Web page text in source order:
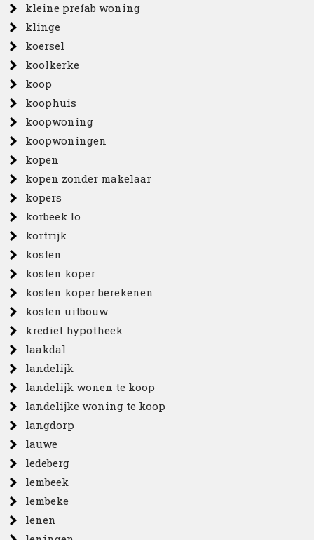
kleine prefab woning
klinge
koersel
koolkerke
koop
koophuis
koopwoning
koopwoningen
kopen
kopen zonder makelaar
kopers
korbeek lo
kortrijk
kosten
kosten koper
kosten koper berekenen
kosten uitbouw
krediet hypotheek
laakdal
landelijk
landelijk wonen te koop
landelijke woning te koop
langdorp
lauwe
ledeberg
lembeek
lembeke
lenen